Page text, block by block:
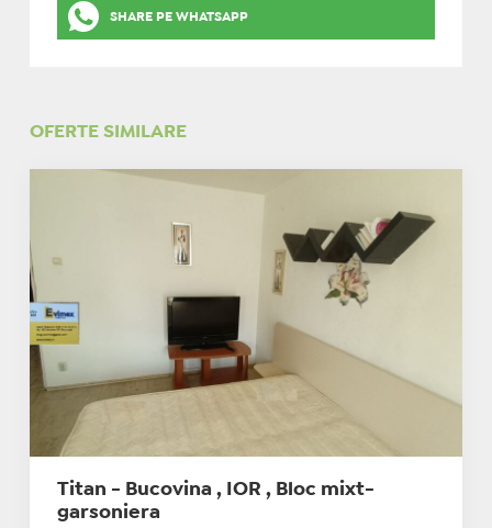
SHARE PE WHATSAPP
OFERTE SIMILARE
Titan - Bucovina , IOR , Bloc mixt-
garsoniera